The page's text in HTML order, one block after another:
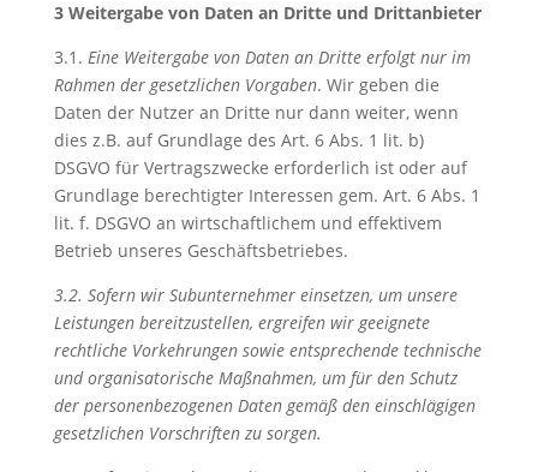
3 Weitergabe von Daten an Dritte und Drittanbieter
3.1. Eine Weitergabe von Daten an Dritte erfolgt nur im
Rahmen der gesetzlichen Vorgaben. Wir geben die
Daten der Nutzer an Dritte nur dann weiter, wenn
dies z.B. auf Grundlage des Art. 6 Abs. 1 lit. b)
DSGVO für Vertragszwecke erforderlich ist oder auf
Grundlage berechtigter Interessen gem. Art. 6 Abs. 1
lit. f. DSGVO an wirtschaftlichem und effektivem
Betrieb unseres Geschäftsbetriebes.
3.2. Sofern wir Subunternehmer einsetzen, um unsere
Leistungen bereitzustellen, ergreifen wir geeignete
rechtliche Vorkehrungen sowie entsprechende technische
und organisatorische Maßnahmen, um für den Schutz
der personenbezogenen Daten gemäß den einschlägigen
gesetzlichen Vorschriften zu sorgen.